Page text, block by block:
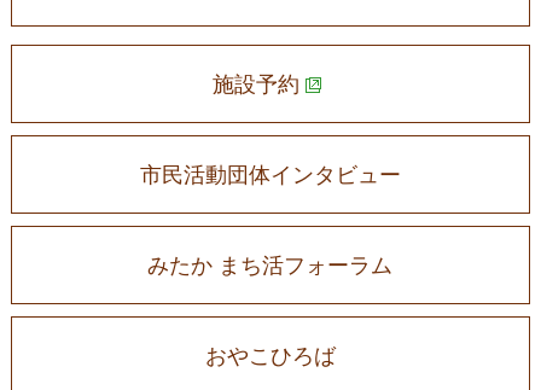
施設予約
市民活動団体インタビュー
みたか まち活フォーラム
おやこひろば